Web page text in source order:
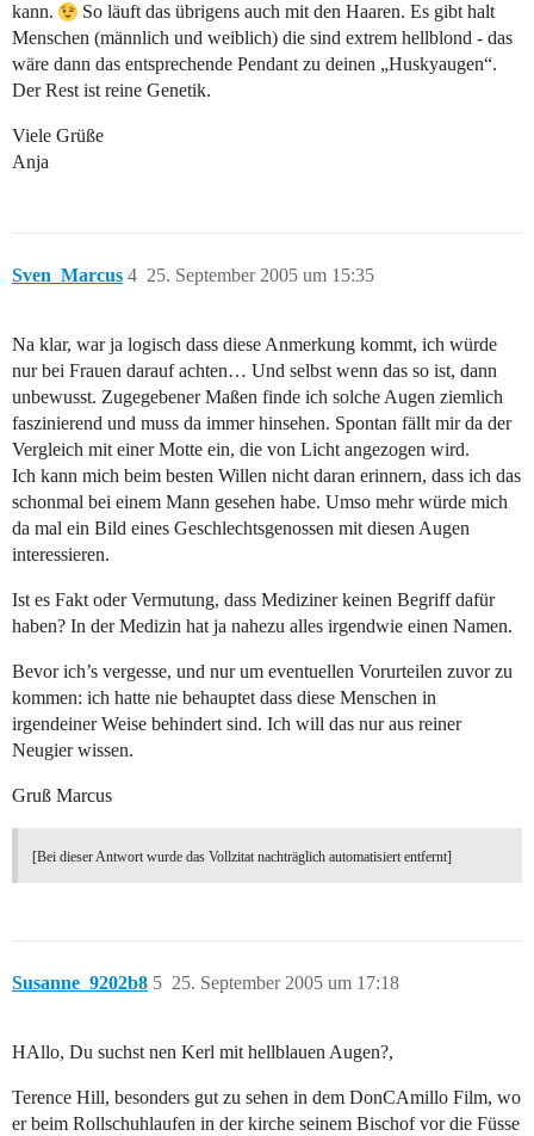
kann.
So läuft das übrigens auch mit den Haaren. Es gibt halt
Menschen (männlich und weiblich) die sind extrem hellblond - das
wäre dann das entsprechende Pendant zu deinen „Huskyaugen“.
Der Rest ist reine Genetik.
Viele Grüße
Anja
Sven_Marcus 25. September 2005 um 15:35
4
Na klar, war ja logisch dass diese Anmerkung kommt, ich würde
nur bei Frauen darauf achten… Und selbst wenn das so ist, dann
unbewusst. Zugegebener Maßen finde ich solche Augen ziemlich
faszinierend und muss da immer hinsehen. Spontan fällt mir da der
Vergleich mit einer Motte ein, die von Licht angezogen wird.
Ich kann mich beim besten Willen nicht daran erinnern, dass ich das
schonmal bei einem Mann gesehen habe. Umso mehr würde mich
da mal ein Bild eines Geschlechtsgenossen mit diesen Augen
interessieren.
Ist es Fakt oder Vermutung, dass Mediziner keinen Begriff dafür
haben? In der Medizin hat ja nahezu alles irgendwie einen Namen.
Bevor ich’s vergesse, und nur um eventuellen Vorurteilen zuvor zu
kommen: ich hatte nie behauptet dass diese Menschen in
irgendeiner Weise behindert sind. Ich will das nur aus reiner
Neugier wissen.
Gruß Marcus
[Bei dieser Antwort wurde das Vollzitat nachträglich automatisiert entfernt]
Susanne_9202b8 25. September 2005 um 17:18
5
HAllo, Du suchst nen Kerl mit hellblauen Augen?,
Terence Hill, besonders gut zu sehen in dem DonCAmillo Film, wo
er beim Rollschuhlaufen in der kirche seinem Bischof vor die Füsse